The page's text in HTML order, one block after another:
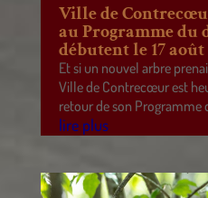
Ville de
au Programme du
débutent le 17 août
Et si un nouvel arbre
Ville de Contrecœur est
retour de son Programme
lire plus